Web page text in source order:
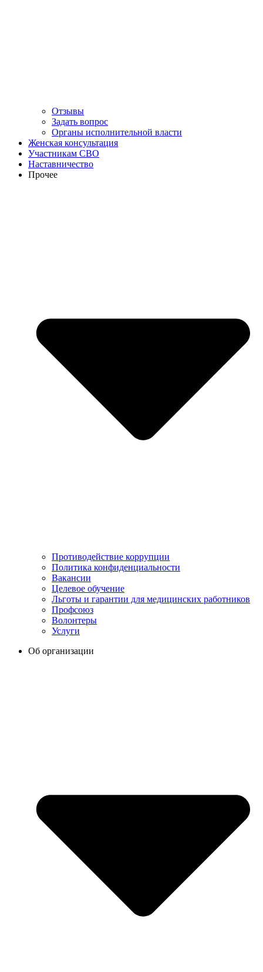
Отзывы
Задать вопрос
Органы исполнительной власти
Женская консультация
Участникам СВО
Наставничество
Прочее
Противодействие коррупции
Политика конфиденциальности
Вакансии
Целевое обучение
Льготы и гарантии для медицинских работников
Профсоюз
Волонтеры
Услуги
Об организации